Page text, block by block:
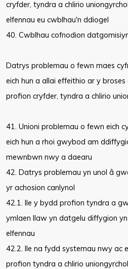
cryfder, tyndra a chlirio
elfennau eu cwblhau'n ddiogel
40. Cwblhau cofnodion
Datrys problemau o fewn maes
eich hun a allai effeithio ar y
profion cryfder, tyndra a chlirio
41. Unioni problemau o fewn eich
eich hun a rhoi gwybod am
mewnbwn nwy a daearu
42. Datrys problemau yn unol â
yr achosion canlynol
42.1. lle y bydd profion tyndra a
ymlaen llaw yn datgelu diffygion
elfennau
42.2. lle na fydd systemau nwy ac
profion tyndra a chlirio